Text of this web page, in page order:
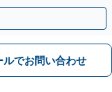
ださい。
ルでお問い合わせ